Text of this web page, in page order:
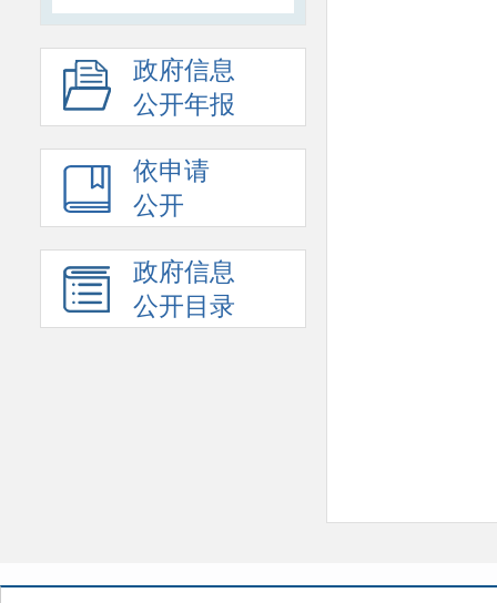
政府信息
公开年报
依申请
公开
政府信息
公开目录